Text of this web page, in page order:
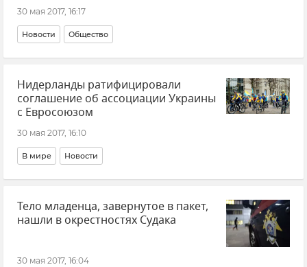
30 мая 2017, 16:17
Новости Общество
Нидерланды ратифицировали
соглашение об ассоциации Украины
с Евросоюзом
30 мая 2017, 16:10
В мире Новости
Тело младенца, завернутое в пакет,
нашли в окрестностях Судака
30 мая 2017, 16:04